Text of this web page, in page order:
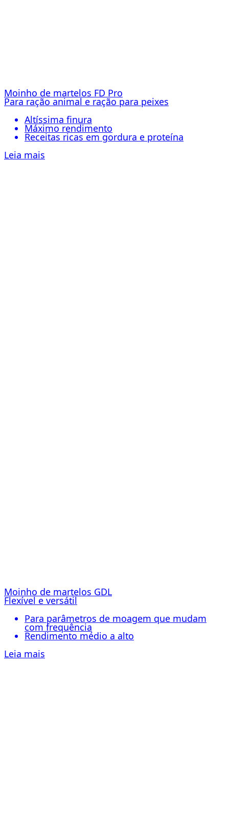
Moinho de martelos FD Pro
Para ração animal e ração para peixes
Altíssima finura
Máximo rendimento
Receitas ricas em gordura e proteína
Leia mais
Moinho de martelos GDL
Flexível e versátil
Para parâmetros de moagem que mudam
com frequência
Rendimento médio a alto
Leia mais